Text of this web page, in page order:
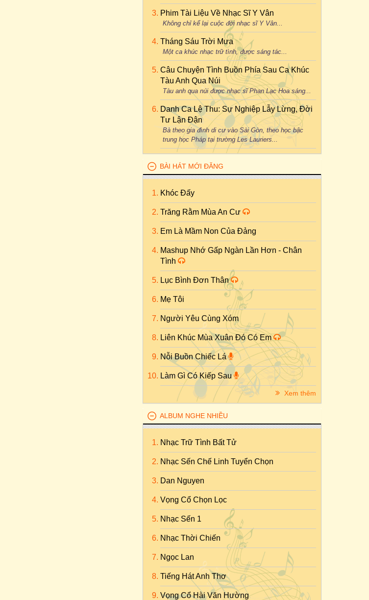
Phim Tài Liệu Về Nhạc Sĩ Y Vân
Không chỉ kể lại cuộc đời nhạc sĩ Y Vân...
Tháng Sáu Trời Mưa
Một ca khúc nhạc trữ tình, được sáng tác...
Câu Chuyện Tình Buồn Phía Sau Ca Khúc
Tàu Anh Qua Núi
Tàu anh qua núi được nhạc sĩ Phan Lạc Hoa sáng...
Danh Ca Lệ Thu: Sự Nghiệp Lẫy Lừng, Đời
Tư Lận Đận
Bà theo gia đình di cư vào Sài Gòn, theo học bậc
trung học Pháp tại trường Les Lauriers...
BÀI HÁT MỚI ĐĂNG
Khóc Đấy
Trăng Rằm Mùa An Cư
Em Là Mầm Non Của Đảng
Mashup Nhớ Gấp Ngàn Lần Hơn - Chân
Tình
Lục Bình Đơn Thân
Mẹ Tôi
Người Yêu Cùng Xóm
Liên Khúc Mùa Xuân Đó Có Em
Nỗi Buồn Chiếc Lá
Làm Gì Có Kiếp Sau
Xem thêm
ALBUM NGHE NHIỀU
Nhạc Trữ Tình Bất Tử
Nhạc Sến Chế Linh Tuyển Chọn
Dan Nguyen
Vọng Cổ Chọn Lọc
Nhạc Sến 1
Nhạc Thời Chiến
Ngọc Lan
Tiếng Hát Anh Thơ
Vọng Cổ Hài Văn Hường